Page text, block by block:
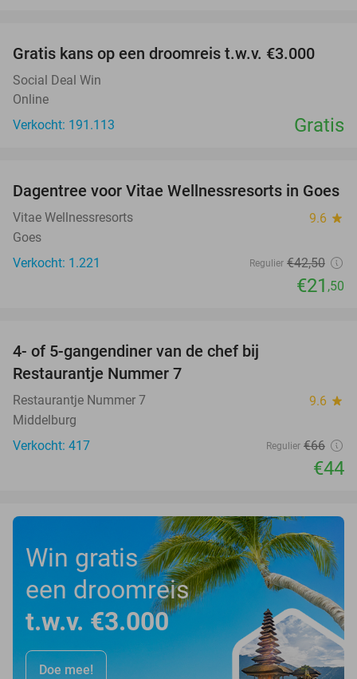
Gratis kans op een droomreis t.w.v. €3.000
Social Deal Win
Online
Verkocht: 191.113
Gratis
49%
Dagentree voor Vitae Wellnessresorts in Goes
Vitae Wellnessresorts 9.6 star
Goes
Verkocht: 1.221
Regulier €42,50
€21 ,50
4- of 5-gangendiner van de chef bij
Restaurantje Nummer 7
Restaurantje Nummer 7 9.6 star
Middelburg
Verkocht: 417
Regulier €66
€44
Win gratis
een droomreis
t.w.v. €3.000
Doe mee!